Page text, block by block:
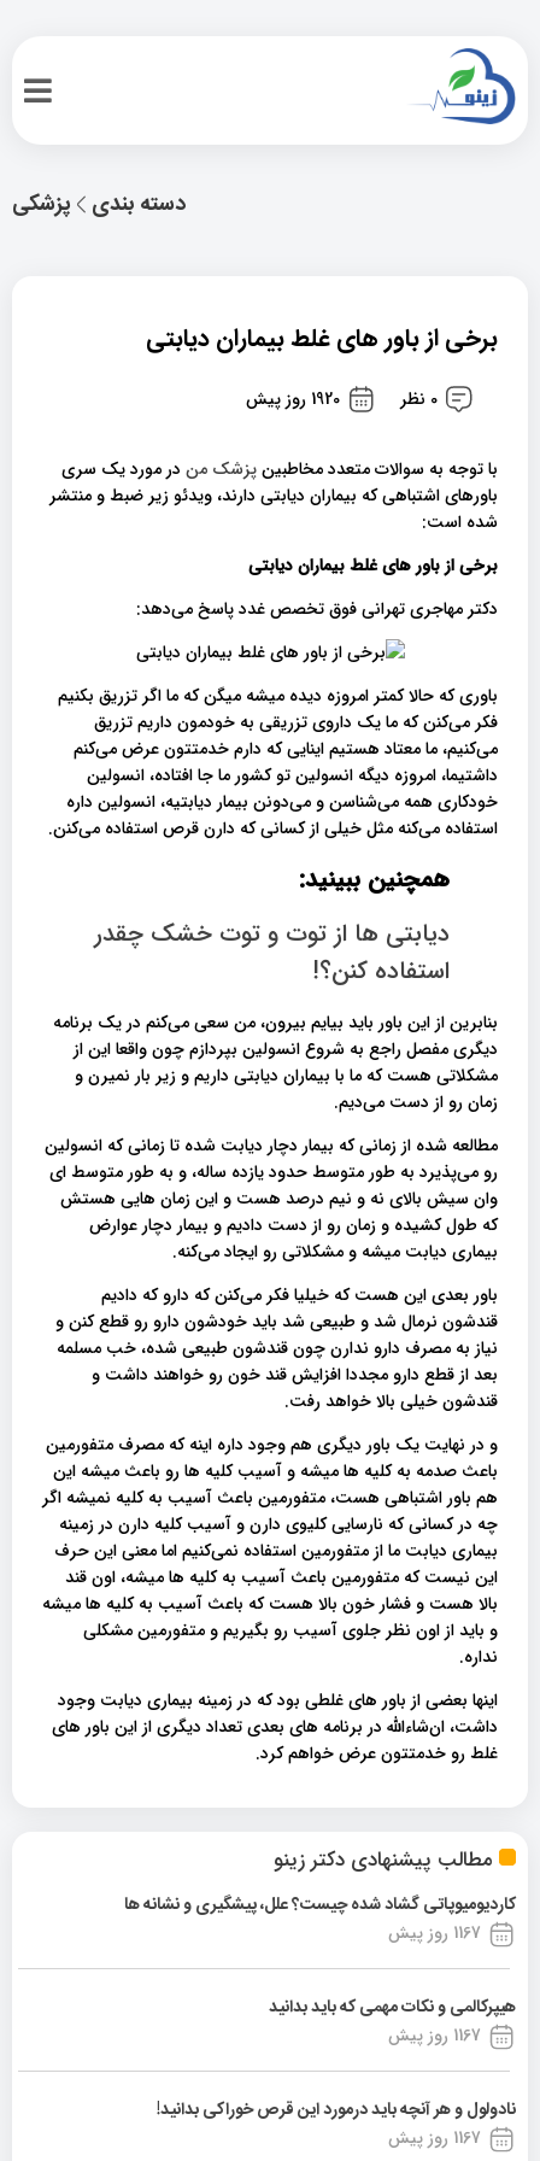
پزشکی دسته بندی
مطالب پیشنهادی دکتر زینو
کاردیومیوپاتی گشاد شده چیست؟ علل، پیشگیری و نشانه ها
1167 روز پیش
هیپرکالمی و نکات مهمی که باید بدانید
1167 روز پیش
نادولول و هر آنچه باید درمورد این قرص خوراکی بدانید!
1167 روز پیش
برخی از باور های غلط بیماران دیابتی
0 نظر 1920 روز پیش
با توجه به سوالات متعدد مخاطبینپزشک من در مورد یک سری
باورهای اشتباهی که بیماران دیابتی دارند، ویدئو زیر ضبط و منتشر
شده است:
برخی از باور های غلط بیماران دیابتی
دکتر مهاجری تهرانی فوق تخصص غدد پاسخ می‌دهد:
باوری که حالا کمتر امروزه دیده میشه میگن که ما اگر تزریق بکنیم
فکر می‌کنن که ما یک داروی تزریقی به خودمون داریم تزریق
می‌کنیم، ما معتاد هستیم اینایی که دارم خدمتتون عرض می‌کنم
داشتیما، امروزه دیگه انسولین تو کشور ما جا افتاده، انسولین
خودکاری همه می‌شناسن و می‌دونن بیمار دیابتیه، انسولین داره
استفاده می‌کنه مثل خیلی از کسانی که دارن قرص استفاده می‌کنن.
همچنین ببینید:
دیابتی ها از توت و توت خشک چقدر
استفاده کنن؟!
بنابرین از این باور باید بیایم بیرون، من سعی می‌کنم در یک برنامه
دیگری مفصل راجع‌ به شروع انسولین بپردازم چون واقعا این از
مشکلاتی هست که ما با بیماران دیابتی داریم و زیر بار نمیرن و
زمان رو از دست می‌دیم.
مطالعه شده از زمانی که بیمار دچار دیابت شده تا زمانی که انسولین
رو می‌پذیرد به طور متوسط حدود یازده ساله، و به طور متوسط ای
وان سیش بالای نه و نیم درصد هست و این زمان هایی هستش
که طول کشیده و زمان رو از دست دادیم و بیمار دچار عوارض
بیماری دیابت میشه و مشکلاتی رو ایجاد می‌کنه.
باور بعدی این هست که خیلیا فکر می‌کنن که دارو که دادیم
قندشون نرمال شد و طبیعی شد باید خودشون دارو رو قطع کنن و
نیاز به مصرف دارو ندارن چون قندشون طبیعی شده، خب مسلمه
بعد از قطع دارو مجددا افزایش قند خون رو خواهند داشت و
قندشون خیلی بالا خواهد رفت.
و در نهایت یک باور دیگری هم وجود داره اینه که مصرف متفورمین
باعث صدمه به کلیه ها میشه و آسیب کلیه ها رو باعث میشه این
هم باور اشتباهی هست، متفورمین باعث آسیب به کلیه نمیشه اگر
چه در کسانی که نارسایی کلیوی دارن و آسیب کلیه دارن در زمینه
بیماری دیابت ما از متفورمین استفاده نمی‌کنیم اما معنی این حرف
این نیست که متفورمین باعث آسیب به کلیه ها میشه، اون قند
بالا هست و فشار خون بالا هست که باعث آسیب به کلیه ها میشه
و باید از اون نظر جلوی آسیب رو بگیریم و متفورمین مشکلی
نداره.
اینها بعضی از باور های غلطی بود که در زمینه بیماری دیابت وجود
داشت، ان‌شاءالله در برنامه های بعدی تعداد دیگری از این باور های
غلط رو خدمتتون عرض خواهم کرد.